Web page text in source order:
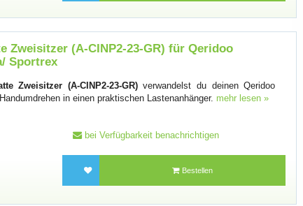
Zweisitzer (A-CINP2-23-GR) für Qeridoo
Sportrex
Zweisitzer (A-CINP2-23-GR)verwandelst du deinen Qeridoo
in einen praktischen Lastenanhänger. mehr lesen »
bei Verfügbarkeit benachrichtigen
Bestellen